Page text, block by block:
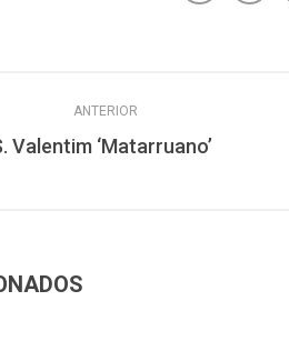
ANTERIOR
Valentim ‘Matarruano’